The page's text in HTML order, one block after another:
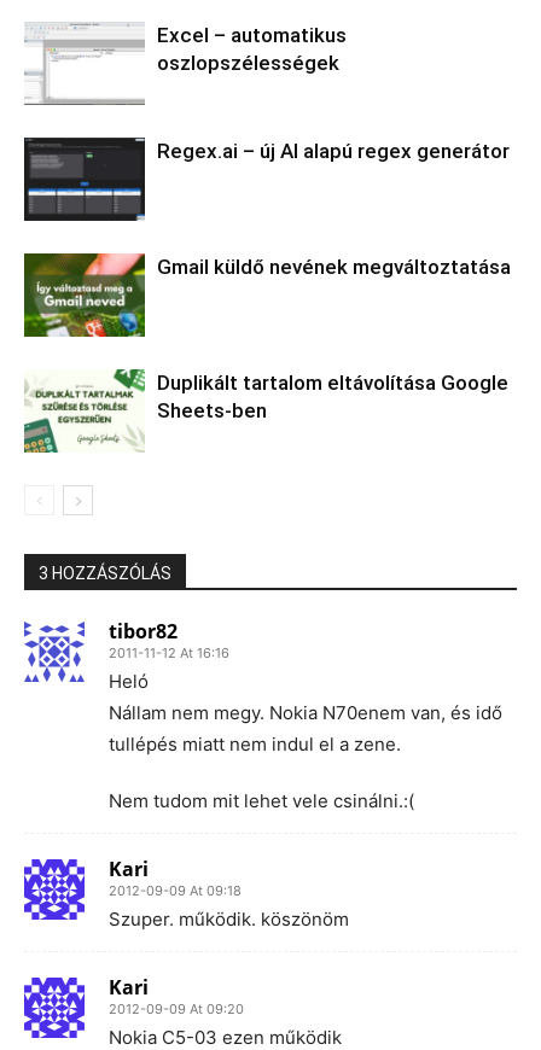
Excel – automatikus
oszlopszélességek
Regex.ai – új AI alapú regex generátor
Gmail küldő nevének megváltoztatása
Duplikált tartalom eltávolítása Google
Sheets-ben
3 HOZZÁSZÓLÁS
tibor82
2011-11-12 At 16:16
Heló
Nállam nem megy. Nokia N70enem van, és idő
tullépés miatt nem indul el a zene.
Nem tudom mit lehet vele csinálni.:(
Kari
2012-09-09 At 09:18
Szuper. működik. köszönöm
Kari
2012-09-09 At 09:20
Nokia C5-03 ezen működik